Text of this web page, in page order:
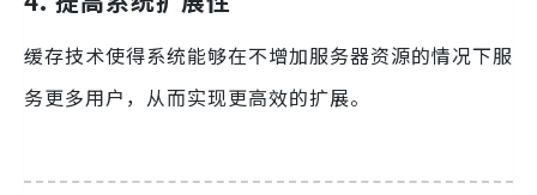
缓存技术使得系统能够在不增加服务器资源的情况下服
务更多用户，从而实现更高效的扩展。